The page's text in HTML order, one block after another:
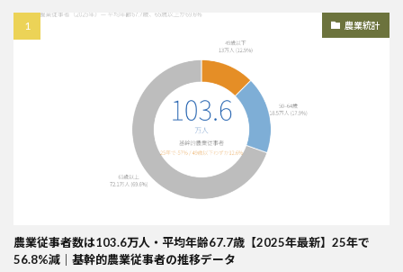
農業統計
農業従事者数は103.6万人・平均年齢67.7歳【2025年最新】25年で
56.8%減｜基幹的農業従事者の推移データ